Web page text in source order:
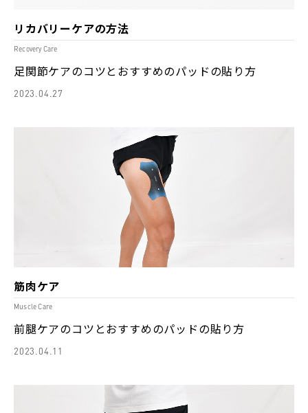
リカバリーケアの方法
Recovery Care
足関節ケアのコツとおすすめのパッドの貼り方
2023.04.27
筋肉ケア
Muscle Care
前腿ケアのコツとおすすめのパッドの貼り方
2023.04.11